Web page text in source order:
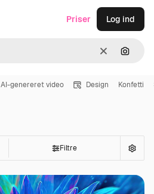
Klar Søg
Priser Log ind
AI-genereret video Design Konfetti
Filtre